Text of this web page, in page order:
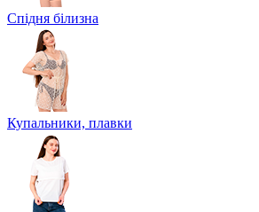
Спідня білизна
Купальники, плавки